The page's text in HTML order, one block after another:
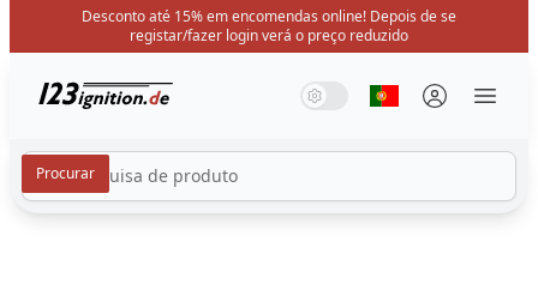
Desconto até 15% em encomendas online! Depois de se
registar/fazer login verá o preço reduzido
123ignition.de Modo de sistema
Modo claro
Modo escuro
Selecione o